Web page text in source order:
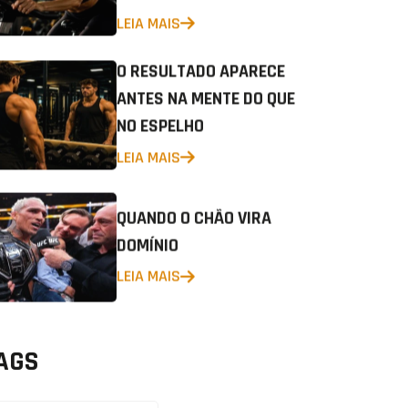
LEIA MAIS
O RESULTADO APARECE
ANTES NA MENTE DO QUE
NO ESPELHO
LEIA MAIS
QUANDO O CHÃO VIRA
DOMÍNIO
LEIA MAIS